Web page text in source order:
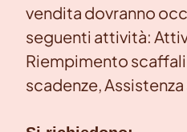
vendita dovranno
seguenti attività:
Riempimento
scadenze,